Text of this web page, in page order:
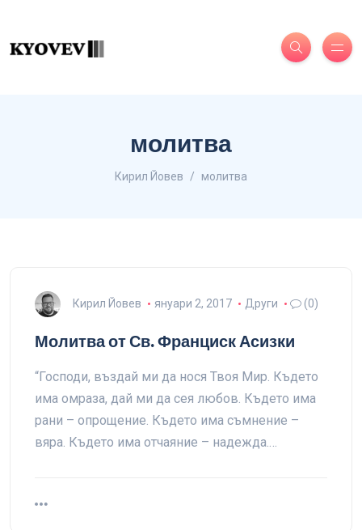
молитва
Кирил Йовев молитва
Кирил Йовев януари 2, 2017 Други (0)
Молитва от Св. Франциск Асизки
“Господи, въздай ми да нося Твоя Мир. Където
има омраза, дай ми да сея любов. Където има
рани – опрощение. Където има съмнение –
вяра. Където има отчаяние – надежда.…